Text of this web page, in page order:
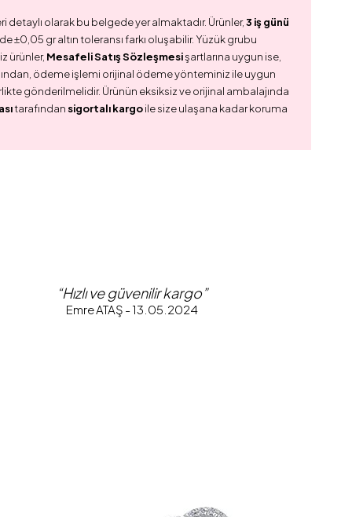
olarak bu belgede yer almaktadır. Ürünler,3 iş günü
gr altın toleransı farkı oluşabilir. Yüzük grubu
ürünler, Mesafeli Satış Sözleşmesişartlarına uygun ise,
ödeme işlemi orijinal ödeme yönteminiz ile uygun
gönderilmelidir. Ürünün eksiksiz ve orijinal ambalajında
tarafından sigortalı kargoile size ulaşana kadar koruma
“Hızlı ve güvenilir kargo”
Emre ATAŞ - 13.05.2024